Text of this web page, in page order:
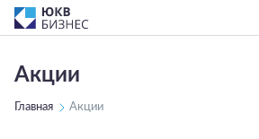
Акции
Главная Акции